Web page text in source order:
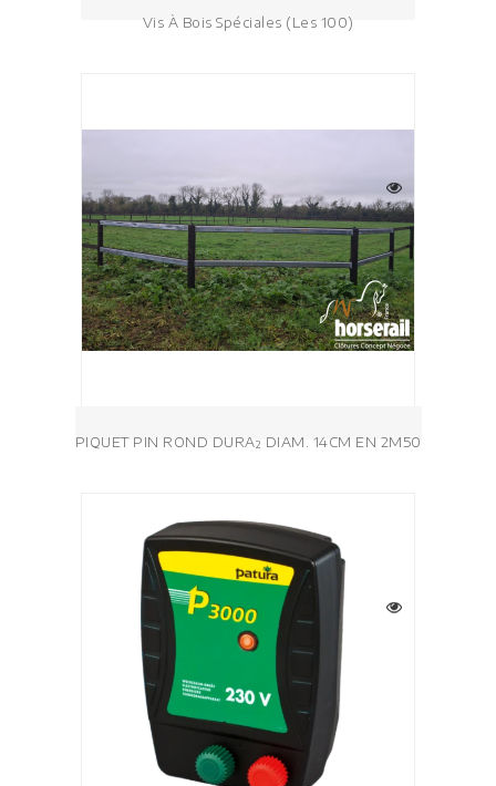
Vis À Bois Spéciales (les 100)
PIQUET PIN ROND DURA² DIAM. 14CM EN 2M50